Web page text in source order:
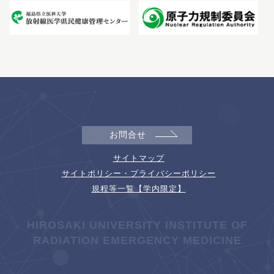
お問合せ
サイトマップ
サイトポリシー・プライバシーポリシー
規程等一覧【学内限定】
HIROSAKI UNIVERSITY INSTITUTE OF
RADIATION EMERGENCY MEDICINE